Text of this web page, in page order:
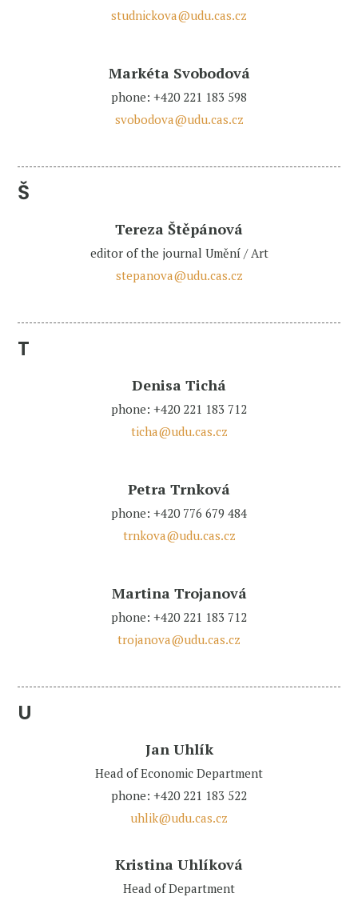
studnickova@udu.cas.cz
Markéta Svobodová
phone: +420 221 183 598
svobodova@udu.cas.cz
Š
Tereza Štěpánová
editor of the journal Umění / Art
stepanova@udu.cas.cz
T
Denisa Tichá
phone: +420 221 183 712
ticha@udu.cas.cz
Petra Trnková
phone: +420 776 679 484
trnkova@udu.cas.cz
Martina Trojanová
phone: +420 221 183 712
trojanova@udu.cas.cz
U
Jan Uhlík
Head of Economic Department
phone: +420 221 183 522
uhlik@udu.cas.cz
Kristina Uhlíková
Head of Department